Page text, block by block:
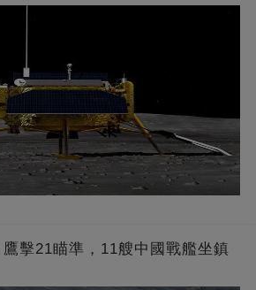
擊21瞄準，11艘中國戰艦坐鎮